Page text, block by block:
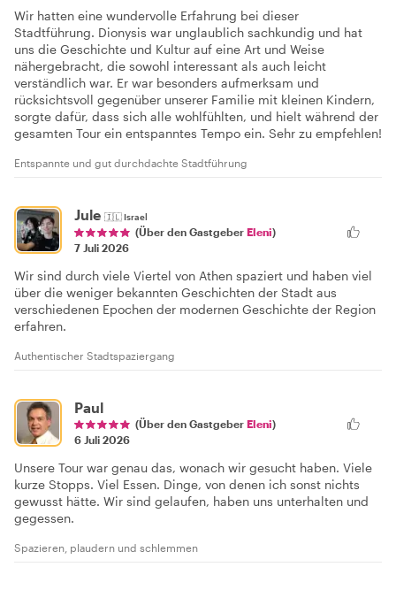
Wir hatten eine wundervolle Erfahrung bei dieser
Stadtführung. Dionysis war unglaublich sachkundig und hat
uns die Geschichte und Kultur auf eine Art und Weise
nähergebracht, die sowohl interessant als auch leicht
verständlich war. Er war besonders aufmerksam und
rücksichtsvoll gegenüber unserer Familie mit kleinen Kindern,
sorgte dafür, dass sich alle wohlfühlten, und hielt während der
gesamten Tour ein entspanntes Tempo ein. Sehr zu empfehlen!
Entspannte und gut durchdachte Stadtführung
Jule 🇮🇱Israel
(Über den Gastgeber Eleni)
7 Juli 2026
Wir sind durch viele Viertel von Athen spaziert und haben viel
über die weniger bekannten Geschichten der Stadt aus
verschiedenen Epochen der modernen Geschichte der Region
erfahren.
Authentischer Stadtspaziergang
Paul
(Über den Gastgeber Eleni)
6 Juli 2026
Unsere Tour war genau das, wonach wir gesucht haben. Viele
kurze Stopps. Viel Essen. Dinge, von denen ich sonst nichts
gewusst hätte. Wir sind gelaufen, haben uns unterhalten und
gegessen.
Spazieren, plaudern und schlemmen